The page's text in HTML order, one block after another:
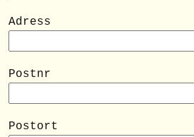
Adress
Postnr
Postort